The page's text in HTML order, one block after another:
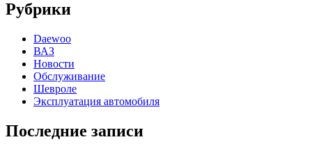
Рубрики
Daewoo
ВАЗ
Новости
Обслуживание
Шевроле
Эксплуатация автомобиля
Последние записи